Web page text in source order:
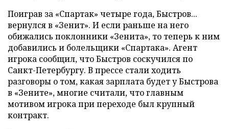
Поиграв за «Спартак» четыре года, Быстров...
вернулся в «Зенит». И если раньше на него
обижались поклонники «Зенита», то теперь к ним
добавились и болельщики «Спартака». Агент
игрока сообщил, что Быстров соскучился по
Санкт-Петербургу. В прессе стали ходить
разговоры о том, какая зарплата будет у Быстрова
в «Зените», многие считали, что главным
мотивом игрока при переходе был крупный
контракт.